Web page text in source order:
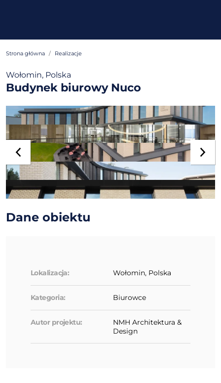
Strona główna Realizacje
Wołomin, Polska
Budynek biurowy Nuco
Dane obiektu
Lokalizacja: Wołomin, Polska
Kategoria: Biurowce
Autor projektu:
NMH Architektura &
Design